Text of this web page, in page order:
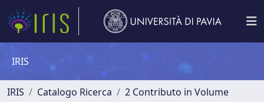
IRIS
IRIS Catalogo Ricerca
2 Contributo in Volume